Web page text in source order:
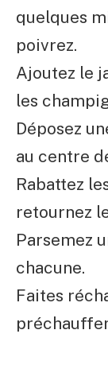
quelques
poivrez.
Ajoutez le
les
Déposez
au centre
Rabattez
retournez
Parsemez
chacune.
Faites